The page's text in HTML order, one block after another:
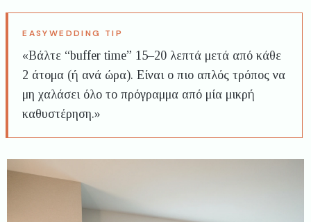
«Βάλτε “buffer time” 15–20 λεπτά μετά από κάθε
2 άτομα (ή ανά ώρα). Είναι ο πιο απλός τρόπος να
μη χαλάσει όλο το πρόγραμμα από μία μικρή
καθυστέρηση.»